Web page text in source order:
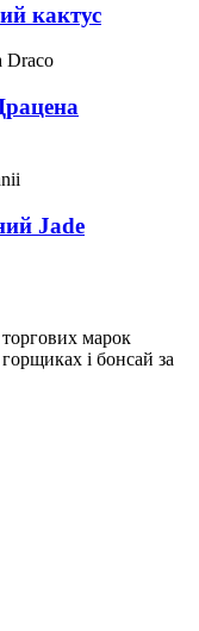
кактус
Jade
марок
і бонсай за